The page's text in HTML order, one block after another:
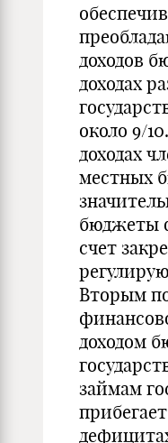
доходов
доходах
около 9/
доходах
местных
бюджеты
счет
Вторым
доходом
займам